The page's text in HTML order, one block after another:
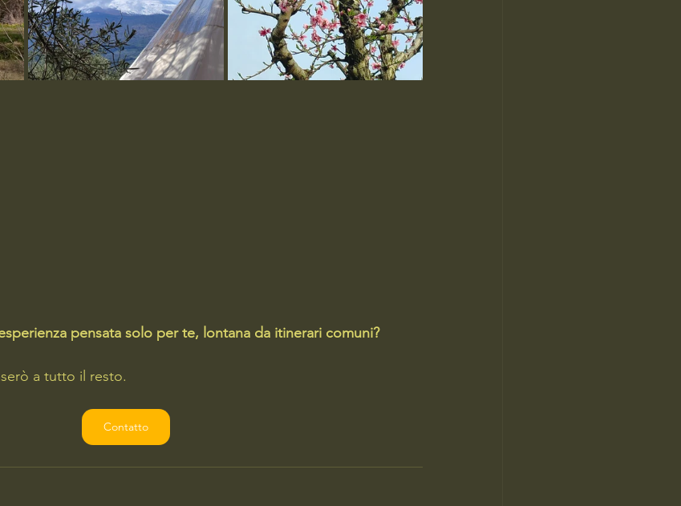
pensata solo per te, lontana da itinerari comuni?
a tutto il resto.
Contatto